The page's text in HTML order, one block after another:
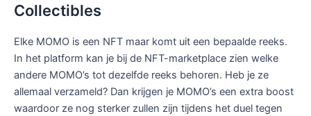
Collectibles
Elke MOMO is een NFT maar komt uit een bepaalde reeks.
In het platform kan je bij de NFT-marketplace zien welke
andere MOMO’s tot dezelfde reeks behoren. Heb je ze
allemaal verzameld? Dan krijgen je MOMO’s een extra boost
waardoor ze nog sterker zullen zijn tijdens het duel tegen